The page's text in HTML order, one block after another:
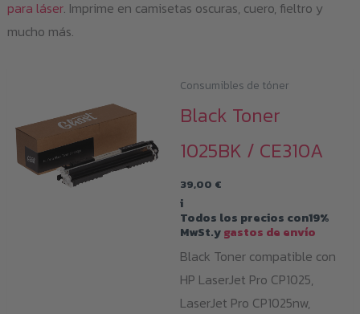
para láser. Imprime en camisetas oscuras, cuero, fieltro y
mucho más.
Consumibles de tóner
Black Toner
1025BK / CE310A
39,00 €
i
Todos los precios con19%
MwSt.ygastos de envío
Black Toner compatible con
HP LaserJet Pro CP1025,
LaserJet Pro CP1025nw,